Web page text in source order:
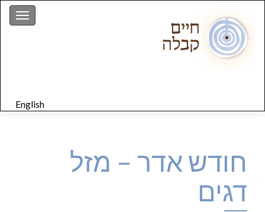
English
חודש אדר – מזל
דגים